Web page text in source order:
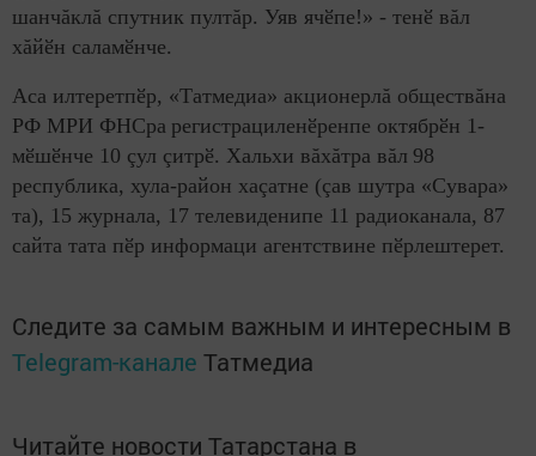
шанчăклă спутник пултăр. Уяв ячӗпе!» - тенӗ вăл
хăйӗн саламӗнче.
Аса илтеретпӗр, «Татмедиа» акционерлă обществăна
РФ МРИ ФНСра регистрациленӗренпе октябрӗн 1-
мӗшӗнче 10 çул çитрӗ. Хальхи вăхăтра вăл 98
республика, хула-район хаçатне (çав шутра «Сувара»
та), 15 журнала, 17 телевиденипе 11 радиоканала, 87
сайта тата пӗр информаци агентствине пӗрлештерет.
Следите за самым важным и интересным в
Telegram-канале Татмедиа
Читайте новости Татарстана в